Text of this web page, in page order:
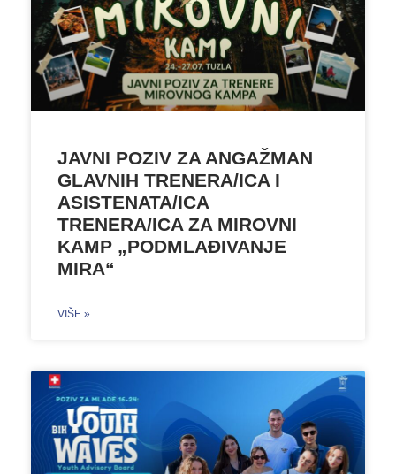
JAVNI POZIV ZA ANGAŽMAN
GLAVNIH TRENERA/ICA I
ASISTENATA/ICA
TRENERA/ICA ZA MIROVNI
KAMP „PODMLAĐIVANJE
MIRA“
VIŠE »